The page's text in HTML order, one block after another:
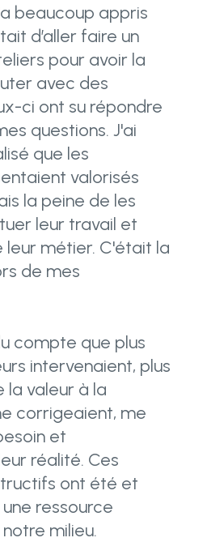
beaucoup appris
d’aller faire un
pour avoir la
avec des
ci ont su répondre
questions. J'ai
que les
valorisés
la peine de les
leur travail et
leur métier. C'était la
de mes
compte que plus
intervenaient, plus
la valeur à la
corrigeaient, me
et
réalité. Ces
ont été et
ressource
milieu.